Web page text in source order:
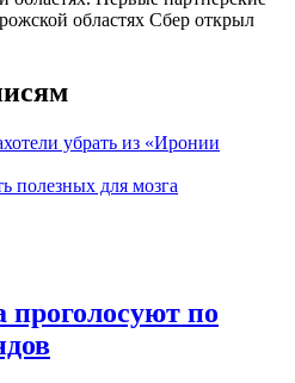
областях Сбер открыл
убрать из «Иронии
полезных для мозга
по